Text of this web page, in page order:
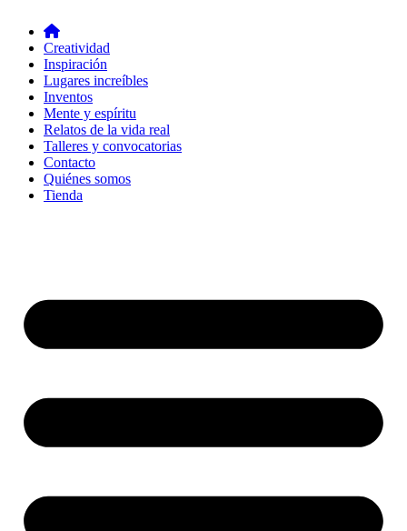
Creatividad
Inspiración
Lugares increíbles
Inventos
Mente y espíritu
Relatos de la vida real
Talleres y convocatorias
Contacto
Quiénes somos
Tienda